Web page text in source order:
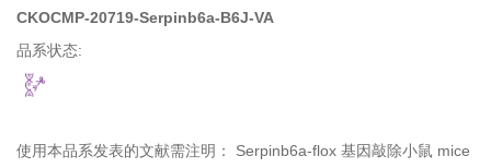
CKOCMP-20719-Serpinb6a-B6J-VA
品系状态:
使用本品系发表的文献需注明： Serpinb6a-flox 基因敲除小鼠 mice